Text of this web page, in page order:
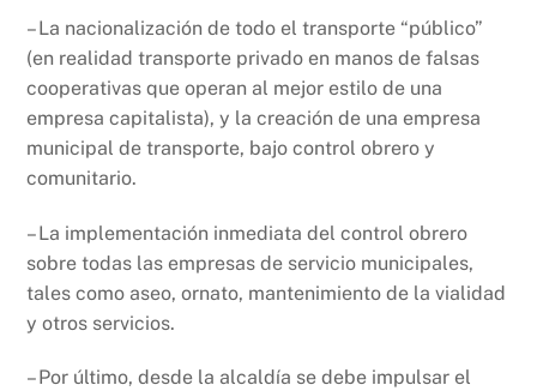
– La nacionalización de todo el transporte “público”
(en realidad transporte privado en manos de falsas
cooperativas que operan al mejor estilo de una
empresa capitalista), y la creación de una empresa
municipal de transporte, bajo control obrero y
comunitario.
– La implementación inmediata del control obrero
sobre todas las empresas de servicio municipales,
tales como aseo, ornato, mantenimiento de la vialidad
y otros servicios.
– Por último, desde la alcaldía se debe impulsar el